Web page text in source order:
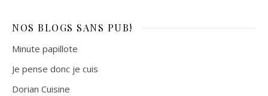
NOS BLOGS SANS PUB!
Minute papillote
Je pense donc je cuis
Dorian Cuisine